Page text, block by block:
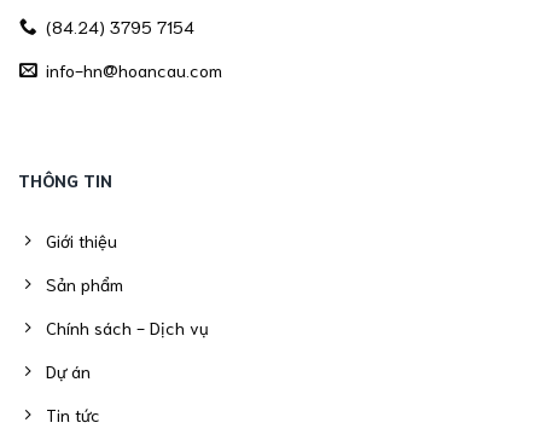
(84.24) 3795 7154
info-hn@hoancau.com
THÔNG TIN
Giới thiệu
Sản phẩm
Chính sách - Dịch vụ
Dự án
Tin tức